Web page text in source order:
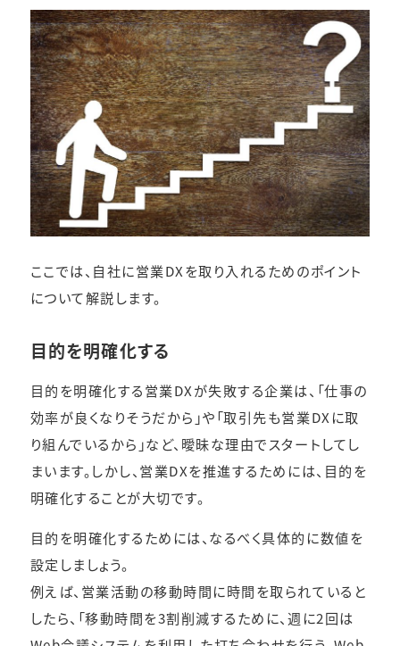
ここでは、自社に営業DXを取り入れるためのポイント
について解説します。
目的を明確化する
目的を明確化する営業DXが失敗する企業は、「仕事の
効率が良くなりそうだから」や「取引先も営業DXに取
り組んでいるから」など、曖昧な理由でスタートしてし
まいます。しかし、営業DXを推進するためには、目的を
明確化することが大切です。
目的を明確化するためには、なるべく具体的に数値を
設定しましょう。
例えば、営業活動の移動時間に時間を取られていると
したら、「移動時間を3割削減するために、週に2回は